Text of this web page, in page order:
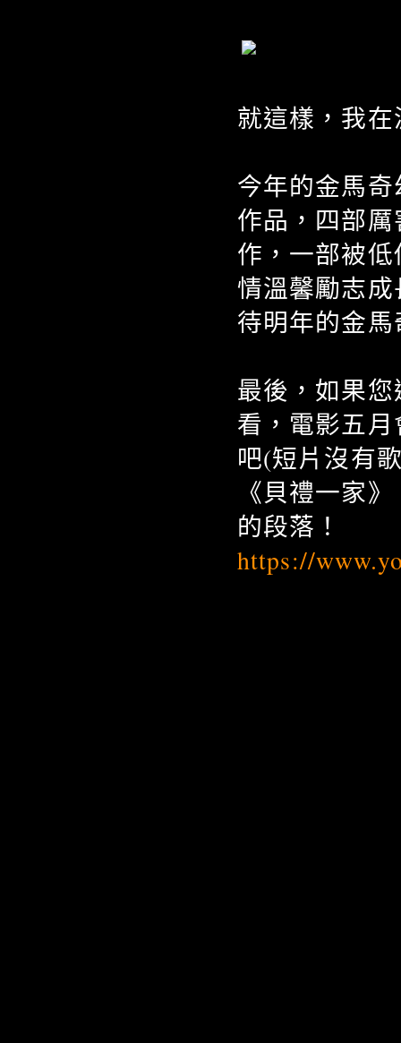
就這樣，我
今年的金馬奇
作品，四部
作，一部被
情溫馨勵志
待明年的金
最後，如果
看，電影五
吧(短片沒有
《貝禮一家
的段落！
https://